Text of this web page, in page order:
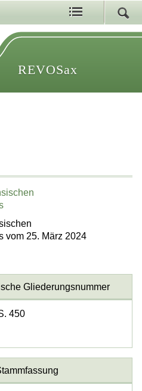
REVOSax
vom 25. März 2024
Gliederungsnummer
450